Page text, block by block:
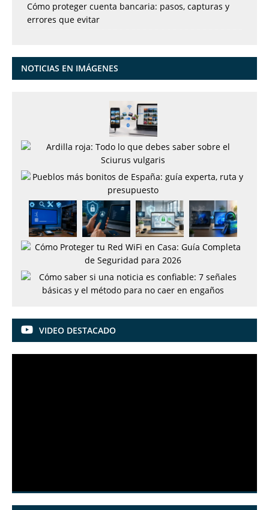
Cómo proteger cuenta bancaria: pasos, capturas y
errores que evitar
NOTICIAS EN IMÁGENES
VIDEO DESTACADO